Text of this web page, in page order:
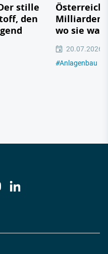
stille
den
Milliarden
wo sie
20.07.2026
#Anlagenbau